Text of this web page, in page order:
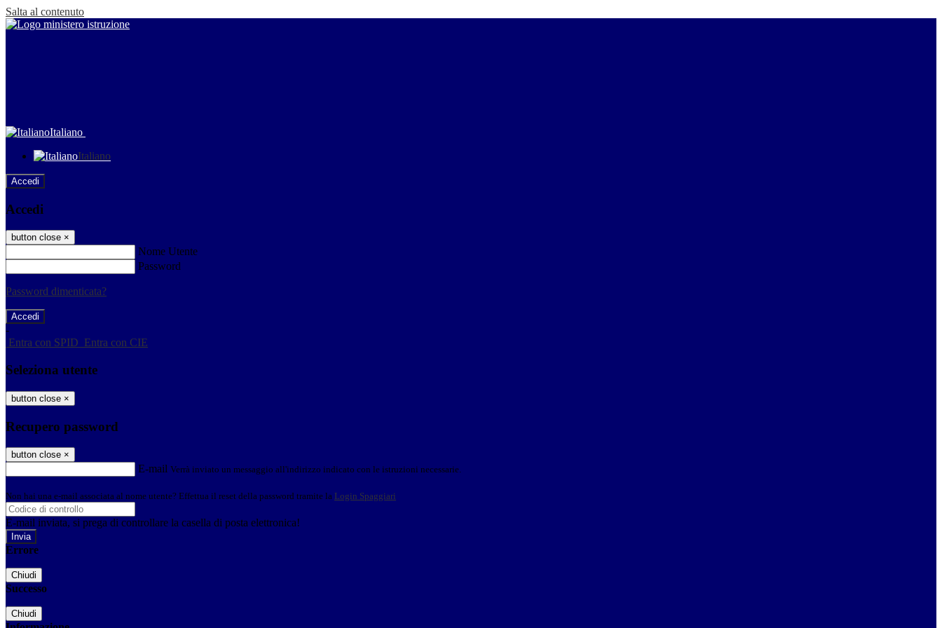
Salta al contenuto
Italiano
Italiano
Accedi
Accedi
button close ×
Nome Utente
Password
Password dimenticata?
-
Entra con SPID Entra con CIE
Seleziona utente
button close ×
Recupero password
button close ×
E-mail Verrà inviato un messaggio all'indirizzo indicato con le istruzioni necessarie.
Non hai una e-mail associata al nome utente? Effettua il reset della password tramite la Login Spaggiari
E-mail inviata, si prega di controllare la casella di posta elettronica!
Errore
Chiudi
Successo
Chiudi